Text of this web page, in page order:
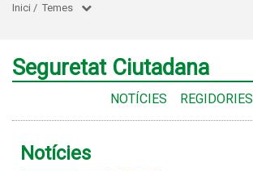
Inici / Temes
Seguretat Ciutadana
NOTÍCIES REGIDORIES
Notícies